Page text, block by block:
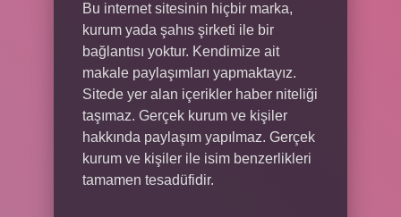
Bu internet sitesinin hiçbir marka,
kurum yada şahıs şirketi ile bir
bağlantısı yoktur. Kendimize ait
makale paylaşımları yapmaktayız.
Sitede yer alan içerikler haber niteliği
taşımaz. Gerçek kurum ve kişiler
hakkında paylaşım yapılmaz. Gerçek
kurum ve kişiler ile isim benzerlikleri
tamamen tesadüfidir.